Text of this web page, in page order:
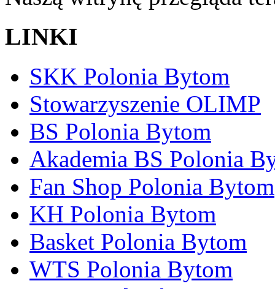
LINKI
SKK Polonia Bytom
Stowarzyszenie OLIMP
BS Polonia Bytom
Akademia BS Polonia
Fan Shop Polonia Bytom
KH Polonia Bytom
Basket Polonia Bytom
WTS Polonia Bytom